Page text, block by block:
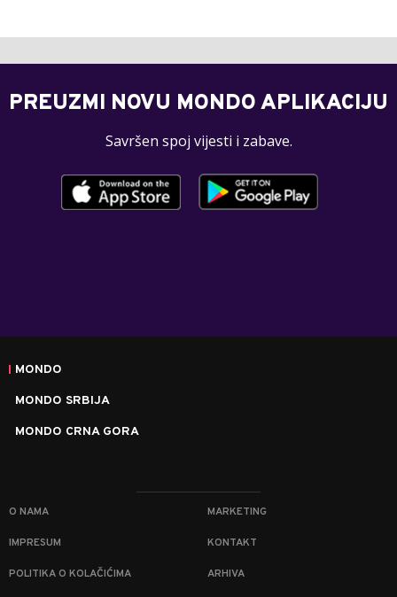
PREUZMI NOVU MONDO APLIKACIJU
Savršen spoj vijesti i zabave.
MONDO
MONDO SRBIJA
MONDO CRNA GORA
O NAMA MARKETING
IMPRESUM KONTAKT
POLITIKA O KOLAČIĆIMA ARHIVA